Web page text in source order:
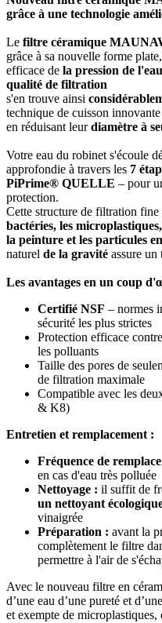
grâce à une technologie
Le filtre céramique
grâce à sa nouvelle forme
efficace de la pression de
qualité de filtration
s'en trouve ainsi
technique de cuisson innovante
en réduisant leurdiamètre à
Votre eau du robinet s'écoule
approfondie à travers les 7
PiPrime® QUELLE – pour
protection.
Cette structure de filtration
bactéries, les
la peinture et les particules
naturel de la gravité assure un
Les avantages en un coup
Certifié NSF – normes
sécurité les plus strictes
Protection efficace
les polluants
Taille des pores de
de filtration maximale
Compatible avec les
& K8)
Entretien et remplacement :
Fréquence de
en cas d'eau très polluée
Nettoyage : il suffit de
un nettoyant
vinaigrée
Préparation : avant la
complètement le filtre
permettre à l'air de
Avec le nouveau filtre en
d’une eau d’une pureté et
et exempte de microplastiques,